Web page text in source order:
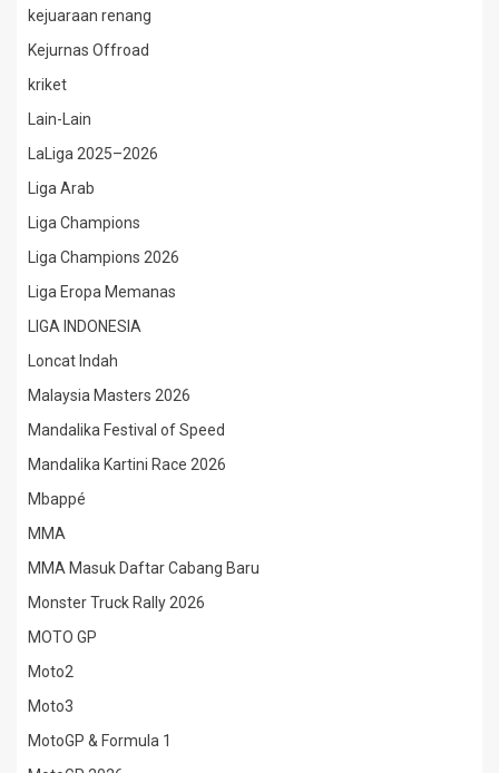
kejuaraan renang
Kejurnas Offroad
kriket
Lain-Lain
LaLiga 2025–2026
Liga Arab
Liga Champions
Liga Champions 2026
Liga Eropa Memanas
LIGA INDONESIA
Loncat Indah
Malaysia Masters 2026
Mandalika Festival of Speed
Mandalika Kartini Race 2026
Mbappé
MMA
MMA Masuk Daftar Cabang Baru
Monster Truck Rally 2026
MOTO GP
Moto2
Moto3
MotoGP & Formula 1